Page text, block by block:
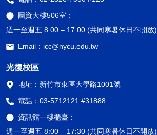
圖資大樓506室：
週一至週五 8:00 – 17:00 (共同寒暑休日不開放)
Email： icc@nycu.edu.tw
光復校區
地址： 新竹市東區大學路1001號
電話： 03-5712121 #31888
資訊館一樓櫃臺：
週一至週五 8:00 – 17:30 (共同寒暑休日不開放)